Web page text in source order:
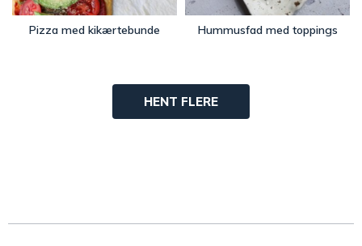
Pizza med kikærtebunde Hummusfad med toppings
HENT FLERE